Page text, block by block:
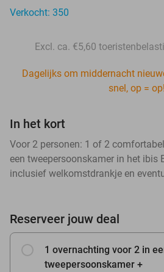
Verkocht: 350
Excl. ca. €5,60
Dagelijks om middernacht
snel, op = op!
In het kort
Voor 2 personen: 1 of 2
een tweepersoonskamer in het ibis
inclusief welkomstdrankje en
Reserveer jouw deal
1 overnachting voor 2 in
tweepersoonskamer +